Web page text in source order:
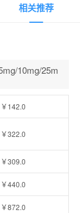
相关推荐
10mg/25m
￥142.0
￥322.0
￥309.0
￥440.0
￥872.0